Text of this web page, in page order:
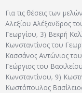
Για τις θέσεις των
Αλεξίου Αλέξανδρος
Γεωργίου, 3) Βεκρή
Κωνσταντίνος του
Κασσάνος Αντώνιος
Γεώργιος του
Κωνσταντίνου, 9)
Κωστόπουλος